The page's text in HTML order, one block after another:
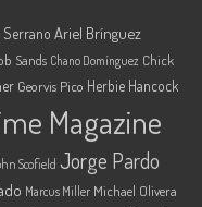
Ariel Brínguez
Sands Chano Domínguez Chick
Georvis Pico Herbie Hancock
Magazine
Scofield Jorge Pardo
Marcus Miller Michael Olivera